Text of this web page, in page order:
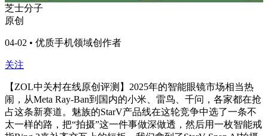
芝士分子
原创
04-02 • 优质手机领域创作者
关注
【ZOL中关村在线原创评测】2025年的智能眼镜市场相当热
闹，从Meta Ray-Ban到国内的小米、雷鸟、千问，各家都在抢
占这条新赛道。魅族的StarV产品线在这轮竞争中选了一条不
太一样的路，把“拍摄”这一件事做深做透，然后用一枚智能戒